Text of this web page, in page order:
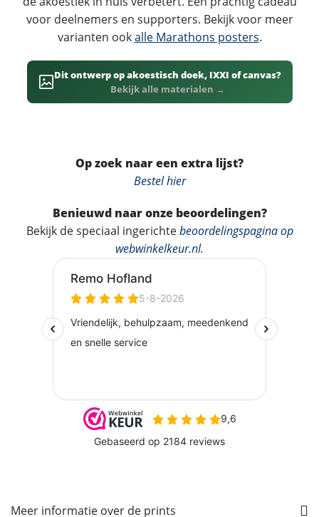
voor deelnemers en supporters. Bekijk voor meer
varianten ookalle Marathons posters.
Dit ontwerp op akoestisch doek, IXXI of canvas?
Bekijk alle materialen →
Op zoek naar een extra lijst?
Bestel hier
Benieuwd naar onze beoordelingen?
Bekijk de speciaal ingerichtebeoordelingspagina op
webwinkelkeur.nl.
Meer informatie over de prints